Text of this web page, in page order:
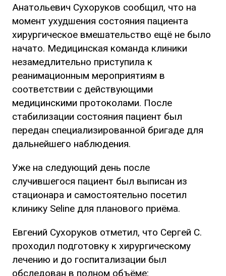
Анатольевич Сухоруков сообщил, что на
момент ухудшения состояния пациента
хирургическое вмешательство ещё не было
начато. Медицинская команда клиники
незамедлительно приступила к
реанимационным мероприятиям в
соответствии с действующими
медицинскими протоколами. После
стабилизации состояния пациент был
передан специализированной бригаде для
дальнейшего наблюдения.
Уже на следующий день после
случившегося пациент был выписан из
стационара и самостоятельно посетил
клинику Seline для планового приёма.
Евгений Сухоруков отметил, что Сергей С.
проходил подготовку к хирургическому
лечению и до госпитализации был
обследован в полном объёме: